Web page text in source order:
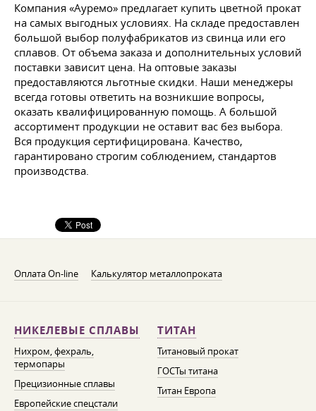
Компания «Ауремо» предлагает купить цветной прокат
на самых выгодных условиях. На складе предоставлен
большой выбор полуфабрикатов из свинца или его
сплавов. От объема заказа и дополнительных условий
поставки зависит цена. На оптовые заказы
предоставляются льготные скидки. Наши менеджеры
всегда готовы ответить на возникшие вопросы,
оказать квалифицированную помощь. А большой
ассортимент продукции не оставит вас без выбора.
Вся продукция сертифицирована. Качество,
гарантировано строгим соблюдением, стандартов
производства.
Оплата On-line Калькулятор металлопроката
НИКЕЛЕВЫЕ СПЛАВЫ
Нихром, фехраль,
термопары
Прецизионные сплавы
Европейские спецстали
ТИТАН
Титановый прокат
ГОСТы титана
Титан Европа